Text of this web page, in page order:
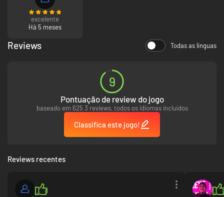
excelente
Há 5 meses
Reviews Todas as línguas
9
Pontuação de review do jogo
baseado em 625 3 reviews, todos os idiomas incluídos
Classifica este jogo!
Reviews recentes